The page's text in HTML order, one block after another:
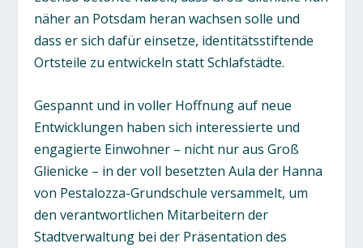
näher an Potsdam heran wachsen solle und
dass er sich dafür einsetze, identitätsstiftende
Ortsteile zu entwickeln statt Schlafstädte.
Gespannt und in voller Hoffnung auf neue
Entwicklungen haben sich interessierte und
engagierte Einwohner – nicht nur aus Groß
Glienicke – in der voll besetzten Aula der Hanna
von Pestalozza-Grundschule versammelt, um
den verantwortlichen Mitarbeitern der
Stadtverwaltung bei der Präsentation des